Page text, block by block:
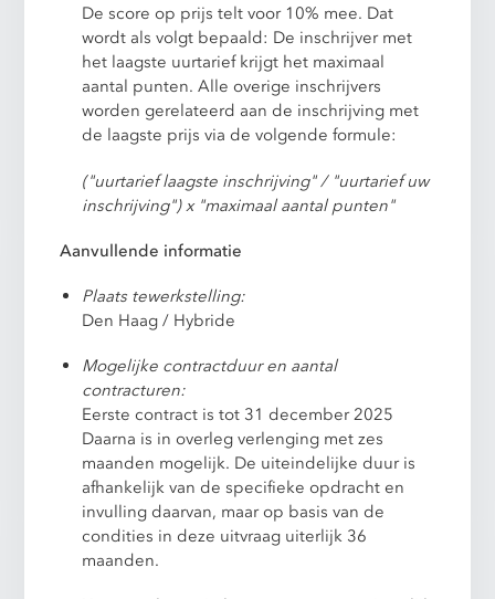
De score op prijs telt voor 10% mee. Dat
wordt als volgt bepaald: De inschrijver met
het laagste uurtarief krijgt het maximaal
aantal punten. Alle overige inschrijvers
worden gerelateerd aan de inschrijving met
de laagste prijs via de volgende formule:
("uurtarief laagste inschrijving" / "uurtarief uw
inschrijving") x "maximaal aantal punten"
Aanvullende informatie
Plaats tewerkstelling:
Den Haag / Hybride
Mogelijke contractduur en aantal
contracturen:
Eerste contract is tot 31 december 2025
Daarna is in overleg verlenging met zes
maanden mogelijk. De uiteindelijke duur is
afhankelijk van de specifieke opdracht en
invulling daarvan, maar op basis van de
condities in deze uitvraag uiterlijk 36
maanden.